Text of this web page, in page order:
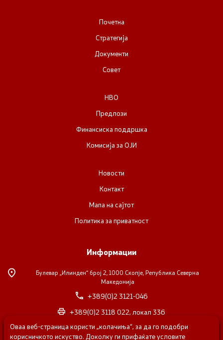
Почетна
Стратегија
Документи
Совет
НВО
Предлози
Финансиска поддршка
Комисија за ОЈИ
Новости
Контакт
Мапа на сајтот
Политика за приватност
Информации
Булевар „Илинден“ број 2, 1000 Скопје, Република Северна
Македонија
+389(0)2 3121-046
+389(0)2 3118 022, локал 336
nvosorabotka@gs.gov.mk
Оваа веб-страница користи „колачиња“, за да го подобри
корисничкото искуство. Доколку ги прифаќате условите